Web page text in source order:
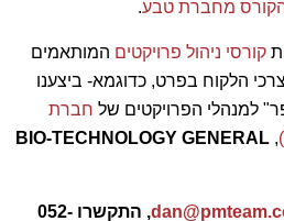
מחברת טבע.
קורסי ניהול פרויקטים המותאמים
הלקוח בפרט, כדוגמא- ביצענו
למנהלי הפרויקטים של חברת
,
BIO-TECHNOLOGY GENERAL
,
התקשרו 052-